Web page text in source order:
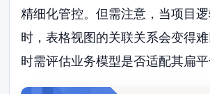
精细化管控。但需注意，当项目
时，表格视图的关联关系会变得
时需评估业务模型是否适配其扁平